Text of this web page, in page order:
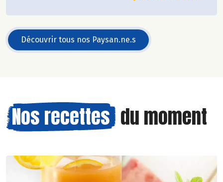
Découvrir tous nos Paysan.ne.s
Nos recettes du moment